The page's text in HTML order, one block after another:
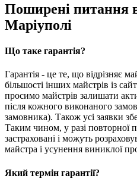
Поширені питання
Маріуполі
Що таке гарантія?
Гарантія - це те, що відрізняє
більшості інших майстрів із
просимо майстрів залишати
після кожного виконаного
замовника). Також усі заявки
Таким чином, у разі повторної
застраховані і можуть
майстра і усунення виниклої
Який термін гарантії?